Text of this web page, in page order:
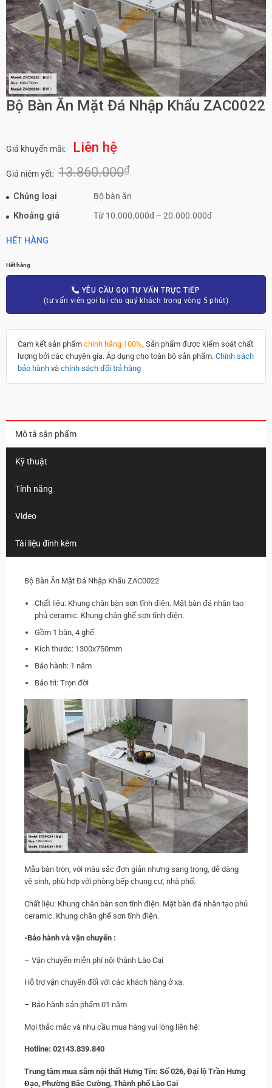
Bộ Bàn Ăn Mặt Đá Nhập Khẩu ZAC0022
Giá khuyến mãi: Liên hệ
Giá niêm yết: 13.860.000₫
Chủng loại
Bộ bàn ăn
Khoảng giá
Từ 10.000.000đ – 20.000.000đ
HẾT HÀNG
Hết hàng
YÊU CẦU GỌI TƯ VẤN TRỰC TIẾP
(tư vấn viên gọi lại cho quý khách trong vòng 5 phút)
Cam kết sản phẩm chính hãng 100%, Sản phẩm được kiểm soát chất
lượng bởi các chuyên gia. Áp dụng cho toàn bộ sản phẩm. Chính sách
bảo hành và chính sách đổi trả hàng
Mô tả sản phẩm
Kỹ thuật
Tính năng
Video
Tài liệu đính kèm
Bộ Bàn Ăn Mặt Đá Nhập Khẩu ZAC0022
Chất liệu: Khung chân bàn sơn tĩnh điện. Mặt bàn đá nhân tạo
phủ ceramic. Khung chân ghế sơn tĩnh điện.
Gồm 1 bàn, 4 ghế.
Kích thước: 1300x750mm
Bảo hành: 1 năm
Bảo trì: Trọn đời
Mẫu bàn tròn, với màu sắc đơn giản nhưng sang trọng, dễ dàng
vệ sinh, phù hợp với phòng bếp chung cư, nhà phố.
Chất liệu: Khung chân bàn sơn tĩnh điện. Mặt bàn đá nhân tạo phủ
ceramic. Khung chân ghế sơn tĩnh điện.
-Bảo hành và vận chuyển :
– Vận chuyển miễn phí nội thành Lào Cai
Hỗ trợ vận chuyển đối với các khách hàng ở xa.
– Bảo hành sản phẩm 01 năm
Mọi thắc mắc và nhu cầu mua hàng vui lòng liên hệ:
Hotline: 02143.839.840
Trung tâm mua sắm nội thất Hưng Tín: Số 026, Đại lộ Trần Hưng
Đạo, Phường Bắc Cường, Thành phố Lào Cai